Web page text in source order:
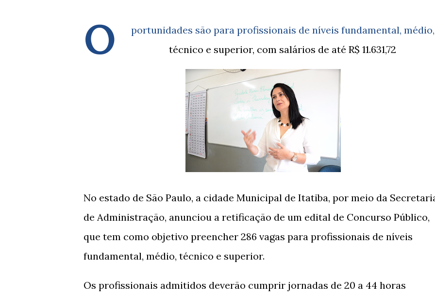
O
portunidades são para profissionais de níveis fundamental, médio,
técnico e superior, com salários de até R$ 11.631,72
No estado de São Paulo, a cidade Municipal de Itatiba, por meio da
de Administração, anunciou a retificação de um edital de Concurso Público,
que tem como objetivo preencher 286 vagas para profissionais de níveis
fundamental, médio, técnico e superior.
Os profissionais admitidos deverão cumprir jornadas de 20 a 44 horas